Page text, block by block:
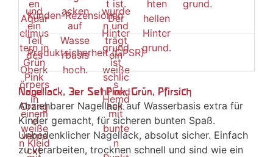
Kunden-Rezensionen
Produktsicherheit (GPSR)
Nagellack, 3er Set Pink, Grün, Pfirsich
Abziehbarer Nagellack auf Wasserbasis extra für
Kinder gemacht, für sicheren bunten Spaß.
Unbedenklicher Nagellack, absolut sicher. Einfach
zu verarbeiten, trocknen schnell und sind wie ein